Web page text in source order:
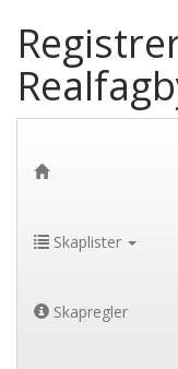
Skaplister
Skapregler